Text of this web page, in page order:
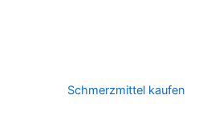
Schmerzmittel kaufen